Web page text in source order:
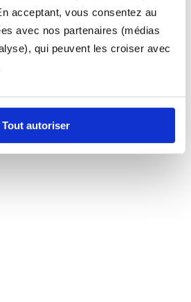
acceptant, vous consentez au
avec nos partenaires (médias
qui peuvent les croiser avec
Tout autoriser